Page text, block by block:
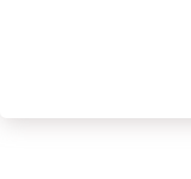
و الطاعون
لا ینبغی ان
من الفولاد